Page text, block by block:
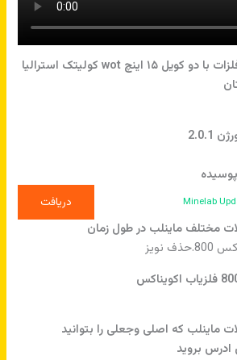
مقایسه و تست انواع فلزات با دو کویل ۱۵ اینچ wot کولیتک استرالیا
Minelab دریافت
مختلف ماینلب در طول زمان
ماینلب که اصلی وجعلی را بتوانید
بروید